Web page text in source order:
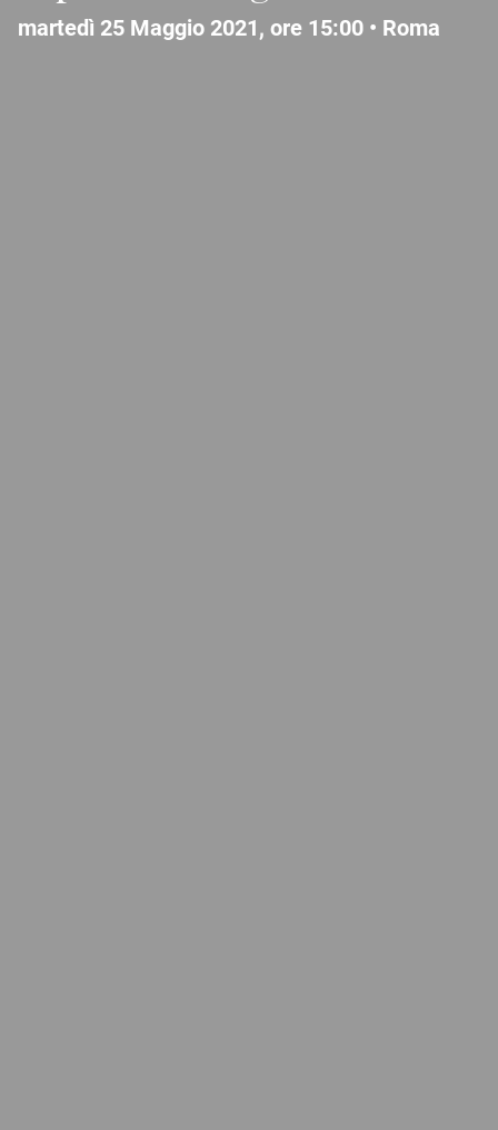
martedì 25 Maggio 2021, ore 15:00 • Roma